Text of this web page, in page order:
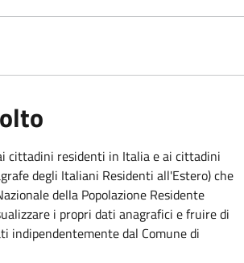
cittadini residenti in Italia e ai cittadini
degli Italiani Residenti all'Estero) che
della Popolazione Residente
i propri dati anagrafici e fruire di
indipendentemente dal Comune di